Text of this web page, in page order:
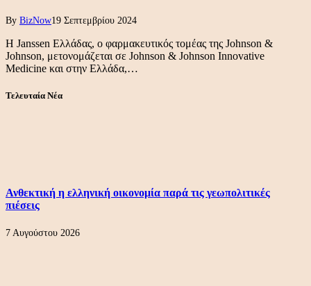
By BizNow19 Σεπτεμβρίου 2024
Η Janssen Ελλάδας, ο φαρμακευτικός τομέας της Johnson &
Johnson, μετονομάζεται σε Johnson & Johnson Innovative
Medicine και στην Ελλάδα,…
Τελευταία Νέα
Ανθεκτική η ελληνική οικονομία παρά τις γεωπολιτικές
πιέσεις
7 Αυγούστου 2026